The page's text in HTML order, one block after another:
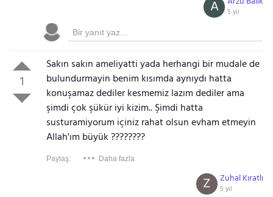
5 yıl
A
1
Sakın sakın ameliyatti yada herhangi bir mudale de
bulundurmayin benim kısımda aynıydı hatta
konuşamaz dediler kesmemiz lazım dediler ama
şimdi çok şükür iyi kizim.. Şimdi hatta
susturamiyorum içiniz rahat olsun evham etmeyin
Allah'ım büyük ????????
Paylaş: Daha fazla
Zuhal Kıratlı
5 yıl
Z